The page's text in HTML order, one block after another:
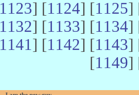
1123] [1124] [1125]
1132] [1133] [1134]
1141] [1142] [1143]
[1149]